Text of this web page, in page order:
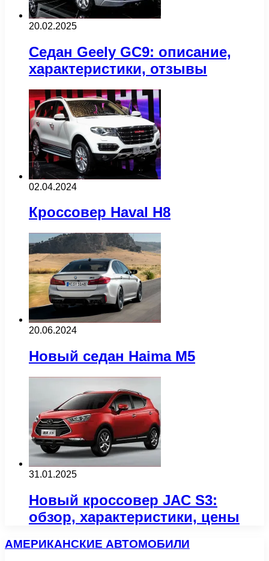
20.02.2025
Седан Geely GC9: описание,
характеристики, отзывы
02.04.2024
Кроссовер Haval H8
20.06.2024
Новый седан Haima M5
31.01.2025
Новый кроссовер JAC S3:
обзор, характеристики, цены
АМЕРИКАНСКИЕ АВТОМОБИЛИ